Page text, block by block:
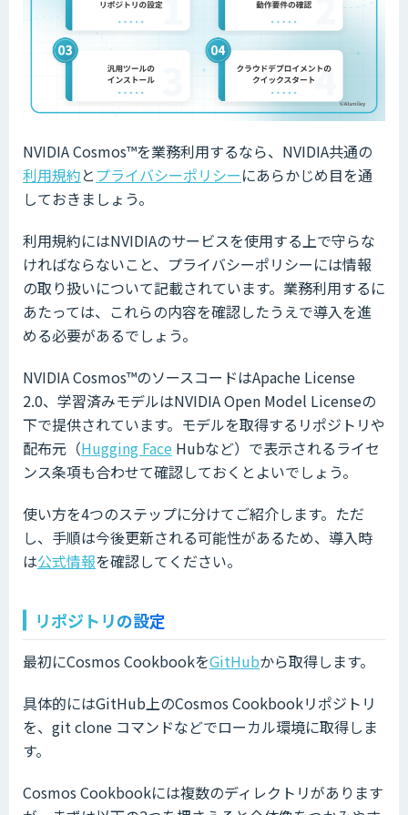
NVIDIA Cosmos™を業務利用するなら、NVIDIA共通の
利用規約と プライバシーポリシーにあらかじめ目を通
しておきましょう。
利用規約にはNVIDIAのサービスを使用する上で守らな
ければならないこと、プライバシーポリシーには情報
の取り扱いについて記載されています。業務利用するに
あたっては、これらの内容を確認したうえで導入を進
める必要があるでしょう。
NVIDIA Cosmos™のソースコードはApache License
2.0、学習済みモデルはNVIDIA Open Model Licenseの
下で提供されています。モデルを取得するリポジトリや
配布元（Hugging Face Hubなど）で表示されるライセ
ンス条項も合わせて確認しておくとよいでしょう。
使い方を4つのステップに分けてご紹介します。ただ
し、手順は今後更新される可能性があるため、導入時
は公式情報を確認してください。
リポジトリの設定
最初にCosmos CookbookをGitHubから取得します。
具体的にはGitHub上のCosmos Cookbookリポジトリ
を、git clone コマンドなどでローカル環境に取得しま
す。
Cosmos Cookbookには複数のディレクトリがあります